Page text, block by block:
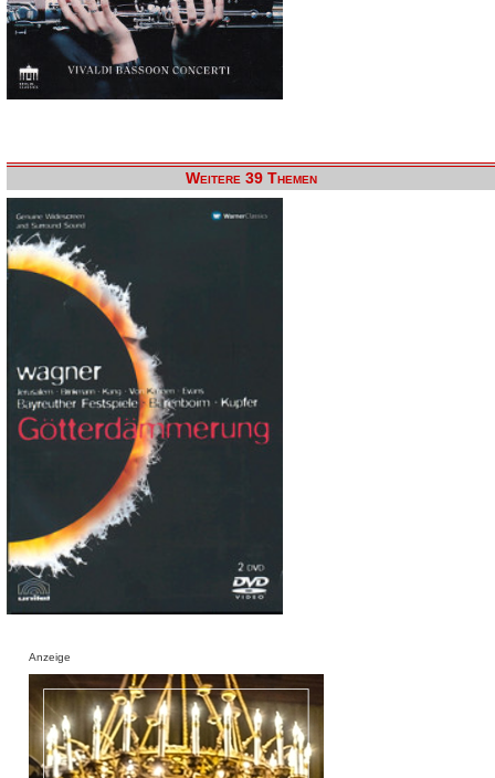
Weitere 39 Themen
Anzeige